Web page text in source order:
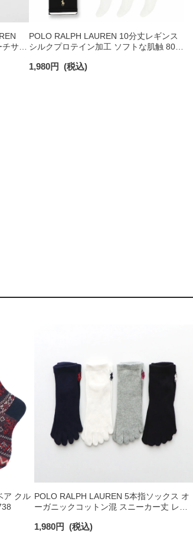
サポ
POLO RALPH LAUREN 10分丈レギンス
シルクプロテイン加工 ソフトな肌触 80デ
01842580
1,980円 (税込)
ア クル POLO RALPH LAUREN 5本指ソックス オ
ーガニックコットン混 スニーカー丈 レデ
1,980円 (税込)